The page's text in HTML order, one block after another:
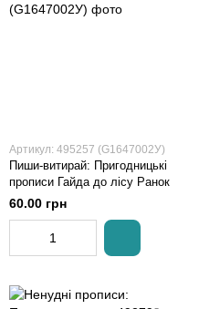
Артикул: 495257 (G1647002У)
Пиши-витирай: Пригодницькі
прописи Гайда до лісу Ранок
60.00 грн